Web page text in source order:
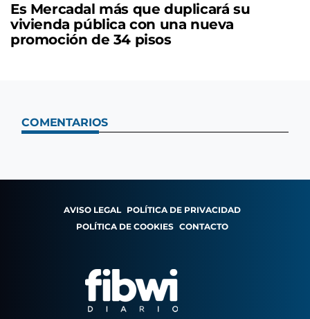
Es Mercadal más que duplicará su
vivienda pública con una nueva
promoción de 34 pisos
COMENTARIOS
AVISO LEGAL POLÍTICA DE PRIVACIDAD
POLÍTICA DE COOKIES CONTACTO